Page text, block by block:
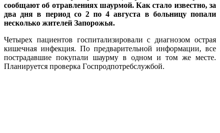
сообщают об отравлениях шаурмой. Как стало известно, за
два дня в период со 2 по 4 августа в больницу попали
несколько жителей Запорожья.
Четырех пациентов госпитализировали с диагнозом oстрая
кишечная инфекция. По предварительной информации, все
пострадавшие покупали шаурму в одном и том же месте.
Планируется проверка Гoспрoдпoтребслужбой.